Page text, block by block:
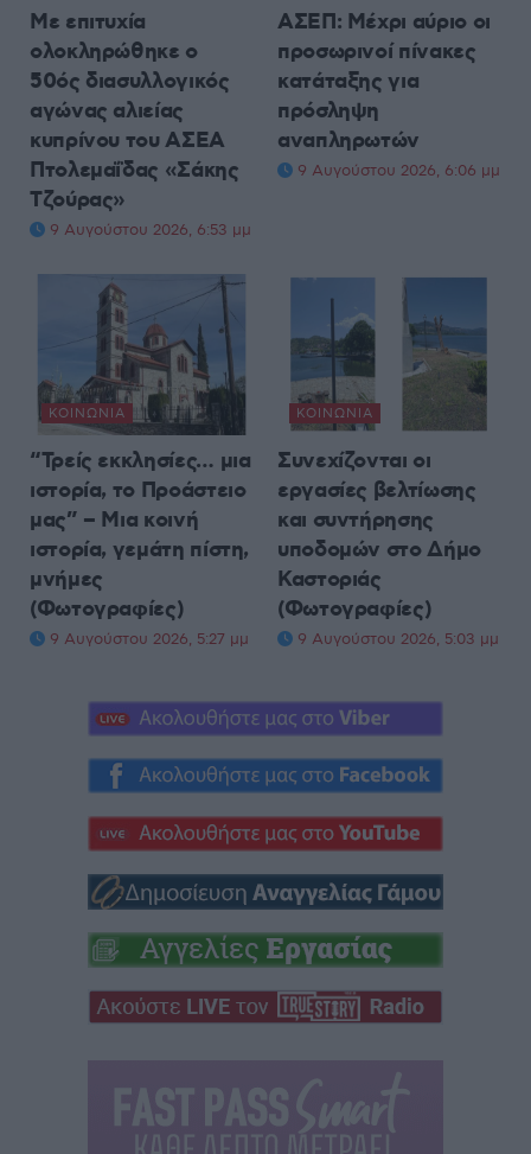
Με επιτυχία
ολοκληρώθηκε ο
50ός διασυλλογικός
αγώνας αλιείας
κυπρίνου του ΑΣΕΑ
Πτολεμαΐδας «Σάκης
Τζούρας»
9 Αυγούστου 2026, 6:53 μμ
ΑΣΕΠ: Μέχρι αύριο οι
προσωρινοί πίνακες
κατάταξης για
πρόσληψη
αναπληρωτών
9 Αυγούστου 2026, 6:06 μμ
ΚΟΙΝΩΝΊΑ
“Τρείς εκκλησίες… μια
ιστορία, το Προάστειο
μας” – Μια κοινή
ιστορία, γεμάτη πίστη,
μνήμες
(Φωτογραφίες)
9 Αυγούστου 2026, 5:27 μμ
ΚΟΙΝΩΝΊΑ
Συνεχίζονται οι
εργασίες βελτίωσης
και συντήρησης
υποδομών στο Δήμο
Καστοριάς
(Φωτογραφίες)
9 Αυγούστου 2026, 5:03 μμ